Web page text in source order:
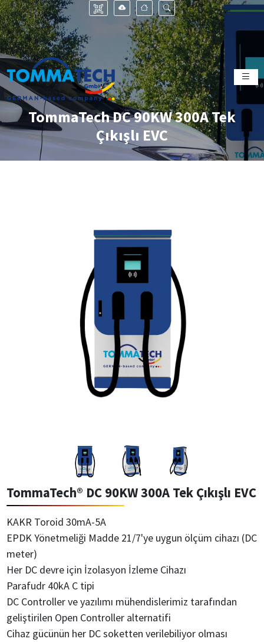
TommaTech DC 90KW 300A Tek
Çıkışlı EVC
TommaTech® DC 90KW 300A Tek Çıkışlı EVC
KAKR Toroid 30mA-5A
EPDK Yönetmeliği Madde 21/7'ye uygun ölçüm cihazı (DC
meter)
Her DC devre için İzolasyon İzleme Cihazı
Parafudr 40kA C tipi
DC Controller ve yazılımı mühendislerimiz tarafından
geliştirilen Open Controller alternatifi
Cihaz gücünün her DC soketten verilebiliyor olması